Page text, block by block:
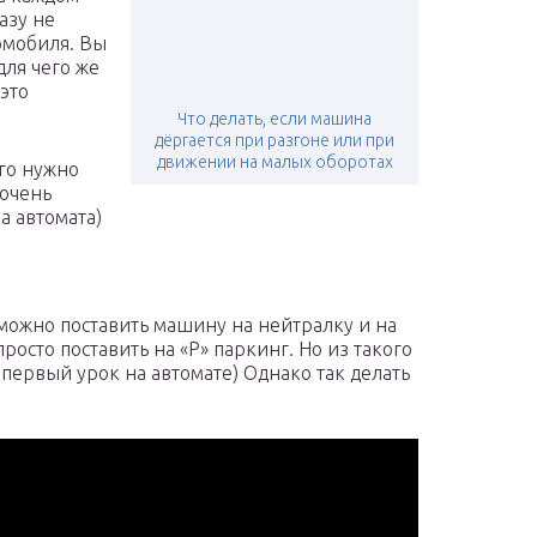
Что делать, если машина
дёргается при разгоне или при
движении на малых оборотах
не
Вы
чего же
нужно
автомата)
поставить машину на нейтралку и на
поставить на «P» паркинг. Но из такого
урок на автомате) Однако так делать